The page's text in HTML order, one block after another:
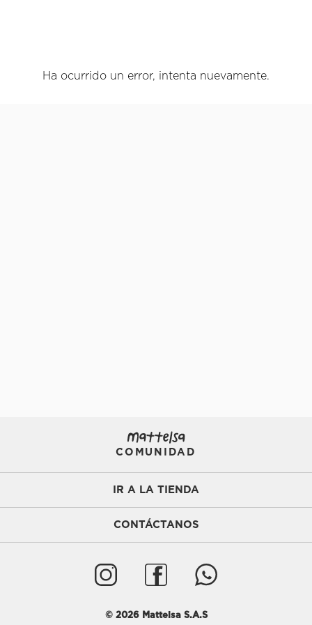
Ha ocurrido un error, intenta nuevamente.
COMUNIDAD
IR A LA TIENDA
CONTÁCTANOS
© 2026Mattelsa S.A.S